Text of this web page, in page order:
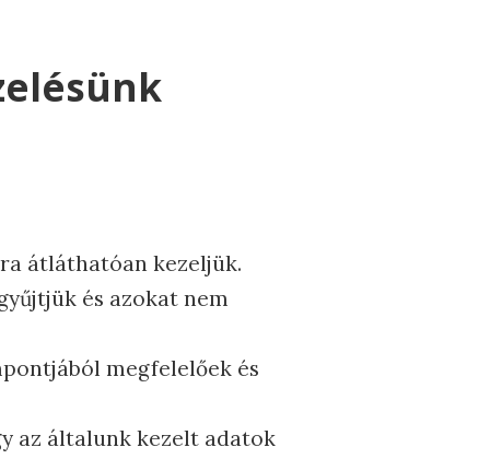
átláthatóan kezeljük.
és azokat nem
megfelelőek és
az általunk kezelt adatok